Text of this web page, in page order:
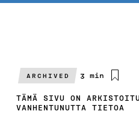
ARCHIVED
Arvioitu
3 min
TÄMÄ SIVU ON
VANHENTUNUTTA TIETOA